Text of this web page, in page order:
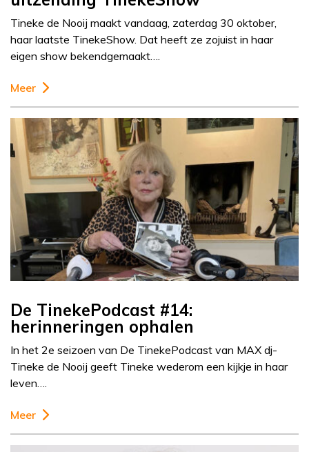
Tineke de Nooij maakt vandaag, zaterdag 30 oktober,
haar laatste TinekeShow. Dat heeft ze zojuist in haar
eigen show bekendgemaakt….
Meer
De TinekePodcast #14:
herinneringen ophalen
In het 2e seizoen van De TinekePodcast van MAX dj-
Tineke de Nooij geeft Tineke wederom een kijkje in haar
leven….
Meer